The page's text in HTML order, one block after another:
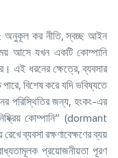
অনুকূল কর নীতি, স্বচ্ছ আইন
আসে যখন একটি কোম্পানি
এই ধরনের ক্ষেত্রে, ব্যবসার
বিশেষ করে যদি ভবিষ্যতে
পরিস্থিতির জন্য, হংকং-এর
কোম্পানি” (dormant
ব্যবসা রক্ষণাবেক্ষণের ব্যয়
প্রয়োজনীয়তা পূরণ